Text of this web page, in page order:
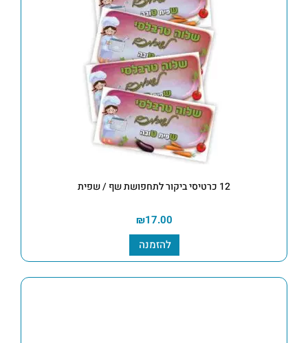
12 כרטיסי ביקור לתחפושת שף / שפית
₪17.00
להזמנה